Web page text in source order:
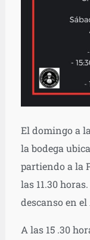
El domingo a
la bodega
partiendo a la
las 11.30
descanso en
A las 15 .30